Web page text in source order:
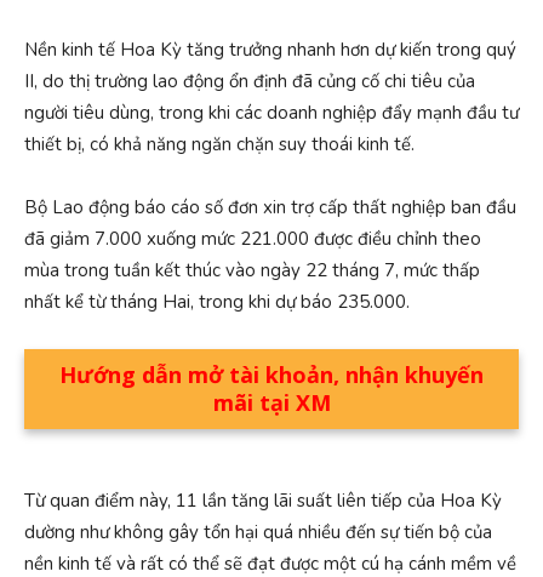
Nền kinh tế Hoa Kỳ tăng trưởng nhanh hơn dự kiến ​​trong quý
II, do thị trường lao động ổn định đã củng cố chi tiêu của
người tiêu dùng, trong khi các doanh nghiệp đẩy mạnh đầu tư
thiết bị, có khả năng ngăn chặn suy thoái kinh tế.
Bộ Lao động báo cáo số đơn xin trợ cấp thất nghiệp ban đầu
đã giảm 7.000 xuống mức 221.000 được điều chỉnh theo
mùa trong tuần kết thúc vào ngày 22 tháng 7, mức thấp
nhất kể từ tháng Hai, trong khi dự báo 235.000.
Hướng dẫn mở tài khoản, nhận khuyến
mãi tại XM
Từ quan điểm này, 11 lần tăng lãi suất liên tiếp của Hoa Kỳ
dường như không gây tổn hại quá nhiều đến sự tiến bộ của
nền kinh tế và rất có thể sẽ đạt được một cú hạ cánh mềm về